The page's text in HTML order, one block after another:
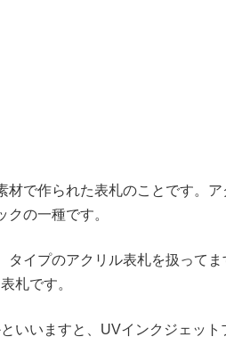
で作られた表札のことです。ア
の一種です。
イプのアクリル表札を扱って
札です。
いいますと、UVインクジェット